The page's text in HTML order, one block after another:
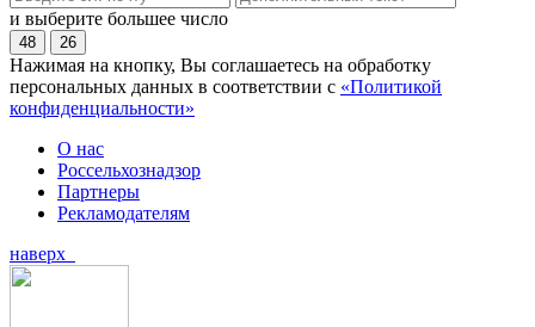
и выберите большее число
48 26
Нажимая на кнопку, Вы соглашаетесь на обработку
персональных данных в соответствии с «Политикой
конфиденциальности»
О нас
Россельхознадзор
Партнеры
Рекламодателям
наверх